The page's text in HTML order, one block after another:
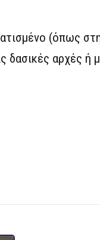
(όπως
δασικές αρχές ή